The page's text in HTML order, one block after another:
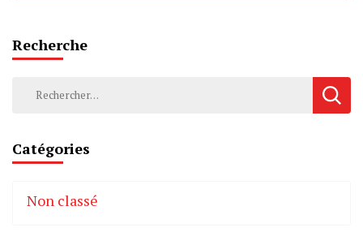
Recherche
Rechercher :
Catégories
Non classé